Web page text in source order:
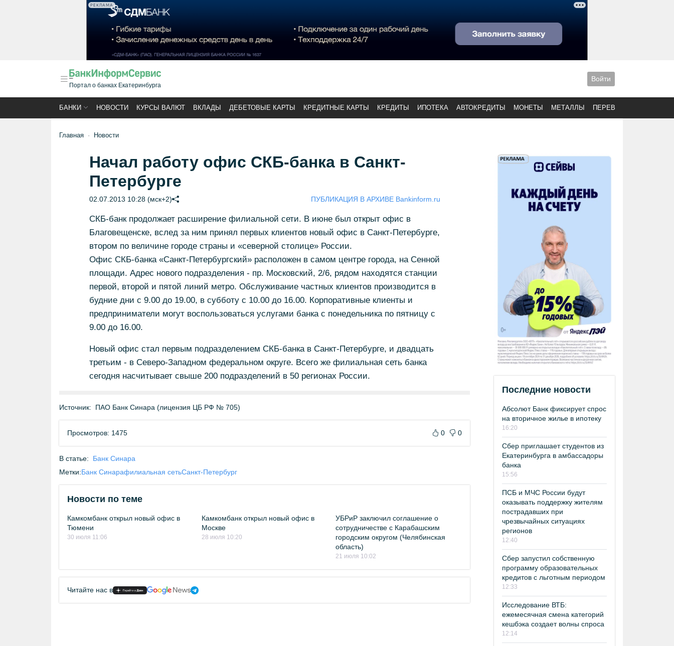
РЕКЛАМА
Портал о банках Екатеринбурга
Войти
БАНКИ НОВОСТИ КУРСЫ ВАЛЮТ ВКЛАДЫ ДЕБЕТОВЫЕ КАРТЫ КРЕДИТНЫЕ КАРТЫ КРЕДИТЫ ИПОТЕКА АВТОКРЕДИТЫ МОНЕТЫ МЕТАЛЛЫ ПЕРЕВОДЫ
Главная Новости
Начал работу офис СКБ-банка в Санкт-
Петербурге
02.07.2013 10:28 (мск+2) ПУБЛИКАЦИЯ В АРХИВЕ Bankinform.ru
СКБ-банк продолжает расширение филиальной сети. В июне был открыт офис в
Благовещенске, вслед за ним принял первых клиентов новый офис в Санкт-Петербурге,
втором по величине городе страны и «северной столице» России.
Офис СКБ-банка «Санкт-Петербургский» расположен в самом центре города, на Сенной
площади. Адрес нового подразделения - пр. Московский, 2/6, рядом находятся станции
первой, второй и пятой линий метро. Обслуживание частных клиентов производится в
будние дни с 9.00 до 19.00, в субботу с 10.00 до 16.00. Корпоративные клиенты и
предприниматели могут воспользоваться услугами банка с понедельника по пятницу с
9.00 до 16.00.
Новый офис стал первым подразделением СКБ-банка в Санкт-Петербурге, и двадцать
третьим - в Северо-Западном федеральном округе. Всего же филиальная сеть банка
сегодня насчитывает свыше 200 подразделений в 50 регионах России.
Источник: ПАО Банк Синара (лицензия ЦБ РФ № 705)
Просмотров: 1475 0 0
В статье:
Банк Синара
Метки:Банк Синарафилиальная сетьСанкт-Петербург
Новости по теме
Камкомбанк открыл новый офис в
Тюмени
30 июля 11:06
Камкомбанк открыл новый офис в
Москве
28 июля 10:20
УБРиР заключил соглашение о
сотрудничестве с Карабашским
городским округом (Челябинская
область)
21 июля 10:02
Читайте нас в
Последние новости
Абсолют Банк фиксирует спрос
на вторичное жилье в ипотеку
16:20
Сбер приглашает студентов из
Екатеринбурга в амбассадоры
банка
15:56
ПСБ и МЧС России будут
оказывать поддержку жителям
пострадавших при
чрезвычайных ситуациях
регионов
12:40
Сбер запустил собственную
программу образовательных
кредитов с льготным периодом
12:33
Исследование ВТБ:
ежемесячная смена категорий
кешбэка создает волны спроса
12:14